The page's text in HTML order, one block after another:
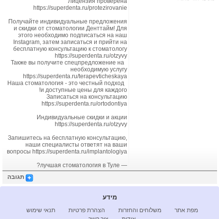
https://superdenta.ru/protezirovanie
Получайте индивидуальные предложения
и скидки от стоматологии Денттайм! Для
этого необходимо подписаться на наш
Instagram, затем записаться и прийти на
бесплатную консультацию к стоматологу
https://superdenta.ru/otzyvy
Также вы получите спецпредложение на
необходимую услугу
https://superdenta.ru/terapevticheskaya
Наша стоматология - это честный подход
и доступные цены для каждого!
Записаться на консультацию
https://superdenta.ru/ortodontiya
Индивидуальные скидки и акции
https://superdenta.ru/otzyvy
Запишитесь на бесплатную консультацию,
наши специалисты ответят на ваши
вопросы https://superdenta.ru/implantologiya
— лучшая стоматология в Туле?
תגובה
מידע
מפת אתר משלוחים והחזרות הצהרת פרטיות
תנאי שימוש